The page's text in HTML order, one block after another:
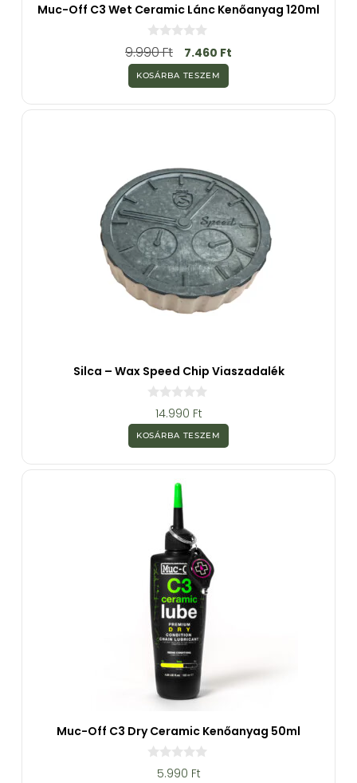
Muc-Off C3 Wet Ceramic Lánc Kenőanyag 120ml
0
a
5
-
b
ő
9.990Ft 7.460 Ft
KOSÁRBA TESZEM
Silca – Wax Speed Chip Viaszadalék
z
5
b
14.990 Ft
KOSÁRBA TESZEM
Muc-Off C3 Dry Ceramic Kenőanyag 50ml
5.990 Ft